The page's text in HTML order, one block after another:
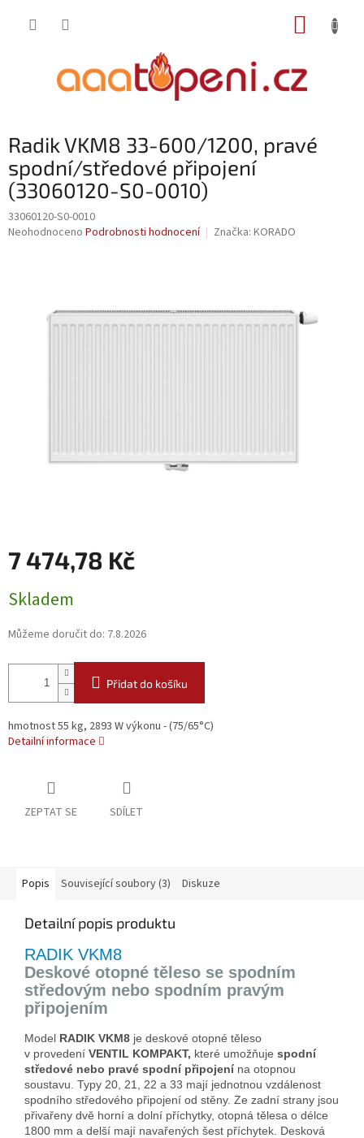
Radik VKM8 33-600/1200, pravé
spodní/středové připojení
(33060120-S0-0010)
33060120-S0-0010
Průměrné
Neohodnoceno Podrobnosti hodnocení Značka: KORADO
7 474,78 Kč
cena:
Skladem
Můžeme doručit do: 7.8.2026
Přidat do košíku
hmotnost 55 kg, 2893 W výkonu - (75/65°C)
Detailní informace
ZEPTAT SE SDÍLET
Popis Související soubory (3) Diskuze
Detailní popis produktu
RADIK VKM8
Deskové otopné těleso se spodním
středovým nebo spodním pravým
připojením
Model RADIK VKM8 je deskové otopné těleso
v provedení VENTIL KOMPAKT, které umožňuje spodní
středové nebo pravé spodní připojenína otopnou
soustavu. Typy 20, 21, 22 a 33 mají jednotnou vzdálenost
spodního středového připojení od stěny. Ze zadní strany jsou
přivařeny dvě horní a dolní příchytky, otopná tělesa o délce
1800 mm a delší mají navařených šest příchytek. Desková